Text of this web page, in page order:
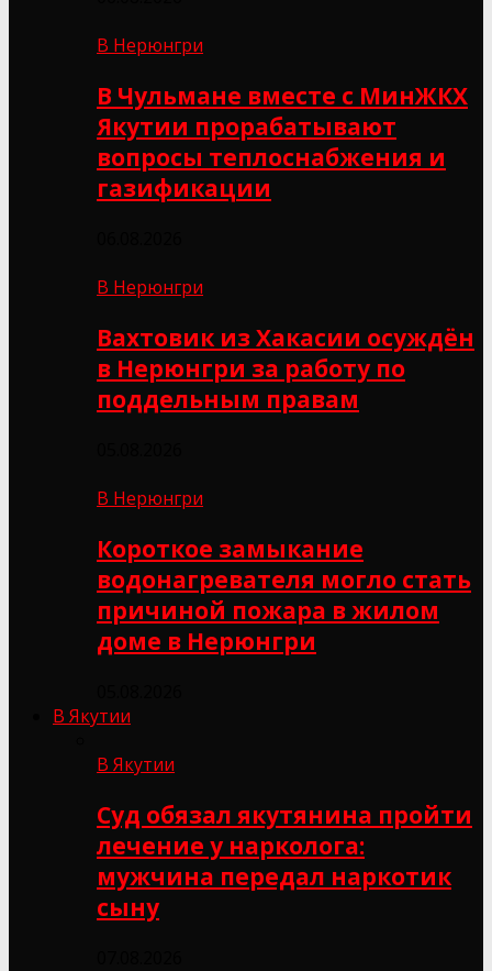
В Нерюнгри
В Чульмане вместе с МинЖКХ
Якутии прорабатывают
вопросы теплоснабжения и
газификации
В Нерюнгри
Вахтовик из Хакасии осуждён
в Нерюнгри за работу по
поддельным правам
В Нерюнгри
Короткое замыкание
водонагревателя могло стать
причиной пожара в жилом
доме в Нерюнгри
В Якутии
В Якутии
Суд обязал якутянина пройти
лечение у нарколога:
мужчина передал наркотик
сыну